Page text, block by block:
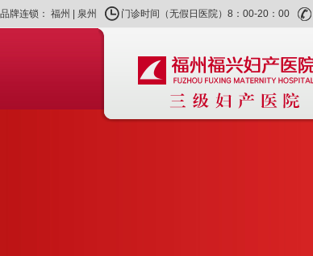
品牌连锁： 福州 泉州 门诊时间（无假日医院）8：00-20：00